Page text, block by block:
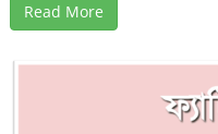
Read More